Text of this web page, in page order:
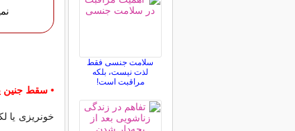
• سقط جنین
خونریزی یا
سلامت جنسی فقط
لذت نیست، بلکه
مراقبت است!